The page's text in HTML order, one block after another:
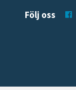
Följ oss